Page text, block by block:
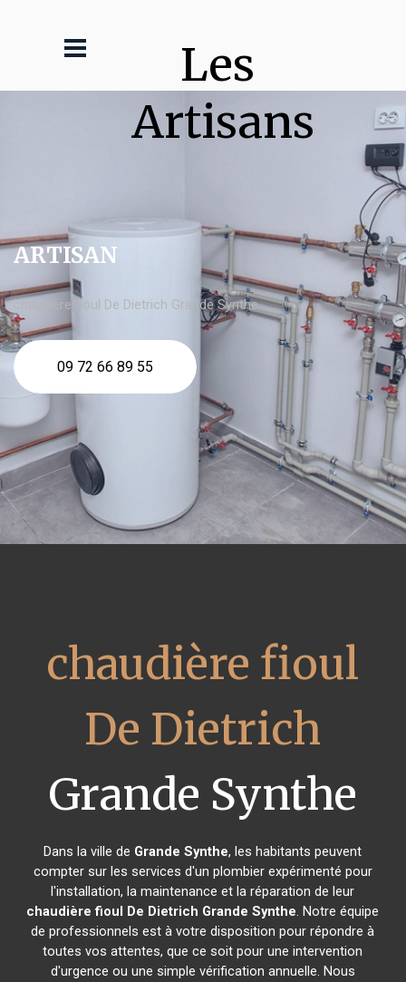
Les
Artisans
ARTISAN
chaudière fioul De Dietrich Grande Synthe
09 72 66 89 55
chaudière fioul
De Dietrich
Grande Synthe
Dans la ville de Grande Synthe, les habitants peuvent
compter sur les services d'un plombier expérimenté pour
l'installation, la maintenance et la réparation de leur
chaudière fioul De Dietrich Grande Synthe. Notre équipe
de professionnels est à votre disposition pour répondre à
toutes vos attentes, que ce soit pour une intervention
d'urgence ou une simple vérification annuelle. Nous